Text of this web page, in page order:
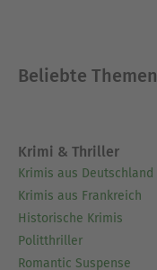
Beliebte Themen
Krimi & Thriller
Krimis aus Deutschland
Krimis aus Frankreich
Historische Krimis
Politthriller
Romantic Suspense